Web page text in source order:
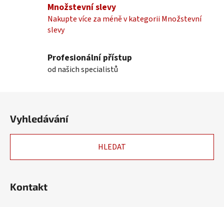
í
p
k
y
u
Množstevní slevy
Nakupte více za méně v kategorii Množstevní
slevy
Profesionální přístup
od našich specialistů
Vyhledávání
HLEDAT
Kontakt